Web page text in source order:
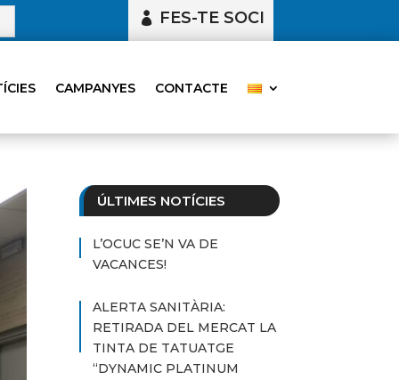
FES-TE SOCI
CAMPANYES CONTACTE
ÚLTIMES NOTÍCIES
L’OCUC SE’N VA DE
VACANCES!
ALERTA SANITÀRIA:
RETIRADA DEL MERCAT LA
TINTA DE TATUATGE
“DYNAMIC PLATINUM